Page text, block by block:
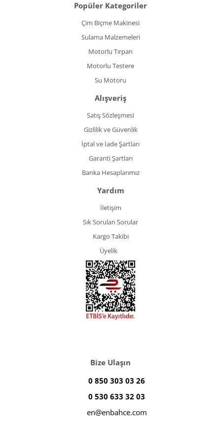
Popüler Kategoriler
Çim Biçme Makinesi
Sulama Malzemeleri
Motorlu Tırpan
Motorlu Testere
Su Motoru
Alışveriş
Satış Sözleşmesi
Gizlilik ve Güvenlik
İptal ve İade Şartları
Garanti Şartları
Banka Hesaplarımız
Yardım
İletişim
Sık Sorulan Sorular
Kargo Takibi
Üyelik
Bize Ulaşın
0 850 303 03 26
0 530 633 32 03
en@enbahce.com